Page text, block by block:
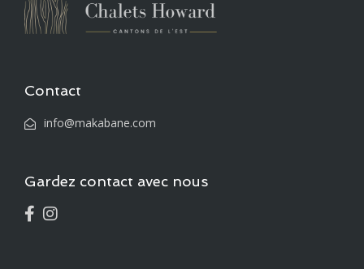
Contact
info@makabane.com
Gardez contact avec nous